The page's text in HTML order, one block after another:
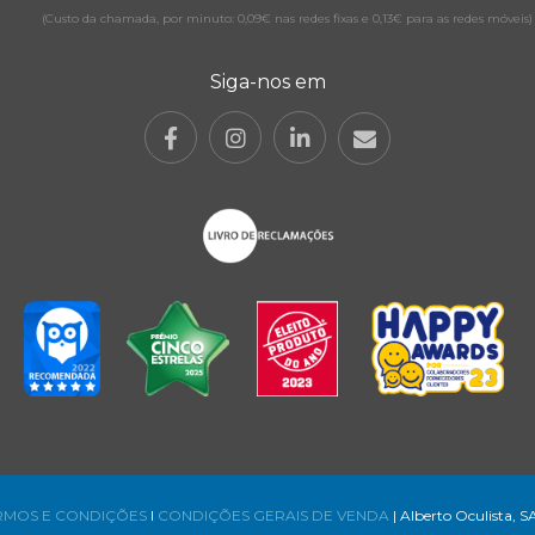
(Custo da chamada, por minuto: 0,09€ nas redes fixas e 0,13€ para as redes móveis)
Siga-nos em
E CONDIÇÕES l CONDIÇÕES GERAIS DE VENDA | Alberto Oculista,